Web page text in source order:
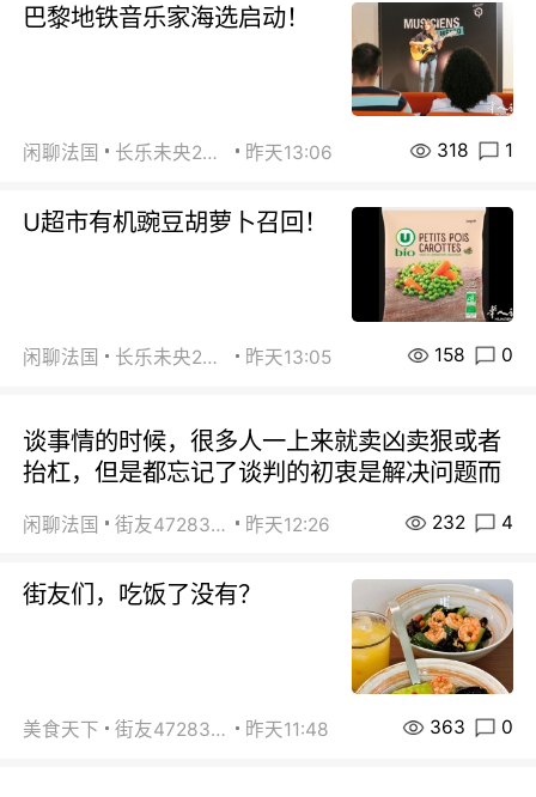
巴黎地铁音乐家海选启动！
闲聊法国 长乐未央2015 昨天13:06 318 1
U超市有机豌豆胡萝卜召回！
闲聊法国 长乐未央2015 昨天13:05 158 0
谈事情的时候，很多人一上来就卖凶卖狠或者
抬杠，但是都忘记了谈判的初衷是解决问题而
闲聊法国 街友472838572 昨天12:26 232 4
街友们，吃饭了没有？
美食天下 街友472838572 昨天11:48 363 0